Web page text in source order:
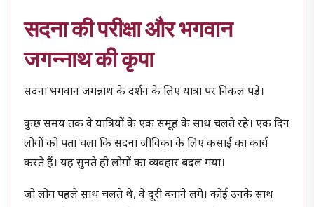
सदना की परीक्षा और भगवान
जगन्नाथ की कृपा
सदना भगवान जगन्नाथ के दर्शन के लिए यात्रा पर निकल पड़े।
कुछ समय तक वे यात्रियों के एक समूह के साथ चलते रहे। एक दिन
लोगों को पता चला कि सदना जीविका के लिए कसाई का कार्य
करते हैं। यह सुनते ही लोगों का व्यवहार बदल गया।
जो लोग पहले साथ चलते थे, वे दूरी बनाने लगे। कोई उनके साथ